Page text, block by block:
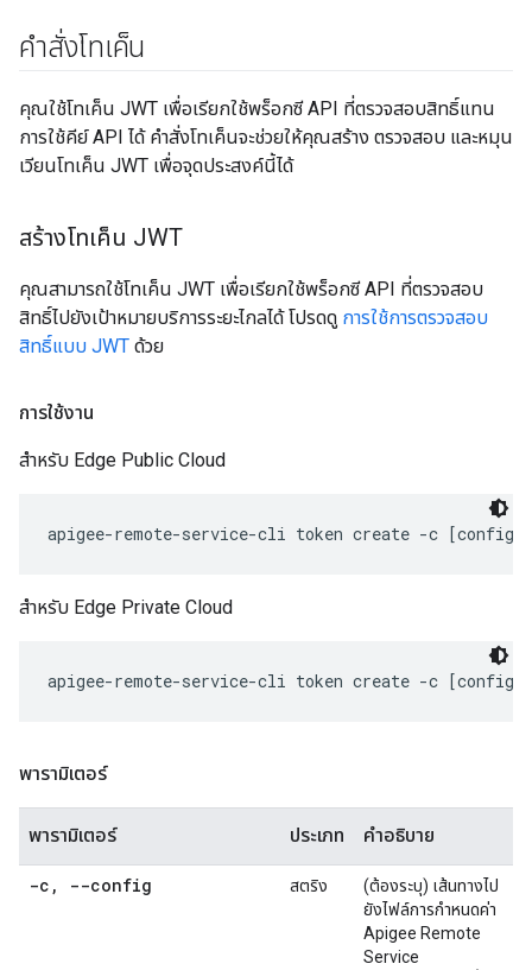
คำสั่งโทเค็น
คุณใช้โทเค็น JWT เพื่อเรียกใช้พร็อกซี API ที่ตรวจสอบสิทธิ์แทน
การใช้คีย์ API ได้ คำสั่งโทเค็นจะช่วยให้คุณสร้าง ตรวจสอบ และหมุน
เวียนโทเค็น JWT เพื่อจุดประสงค์นี้ได้
สร้างโทเค็น JWT
คุณสามารถใช้โทเค็น JWT เพื่อเรียกใช้พร็อกซี API ที่ตรวจสอบ
สิทธิ์ไปยังเป้าหมายบริการระยะไกลได้ โปรดดู การใช้การตรวจสอบ
สิทธิ์แบบ JWT ด้วย
การใช้งาน
สำหรับ Edge Public Cloud
สำหรับ Edge Private Cloud
พารามิเตอร์
พารามิเตอร์ ประเภท คำอธิบาย
-c , --config สตริง
(ต้องระบุ) เส้นทางไป
ยังไฟล์การกำหนดค่า
Apigee Remote
Service